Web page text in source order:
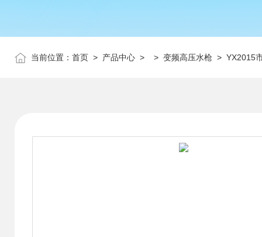
当前位置： 首页 > 产品中心 > > 变频高压水枪 > YX2015